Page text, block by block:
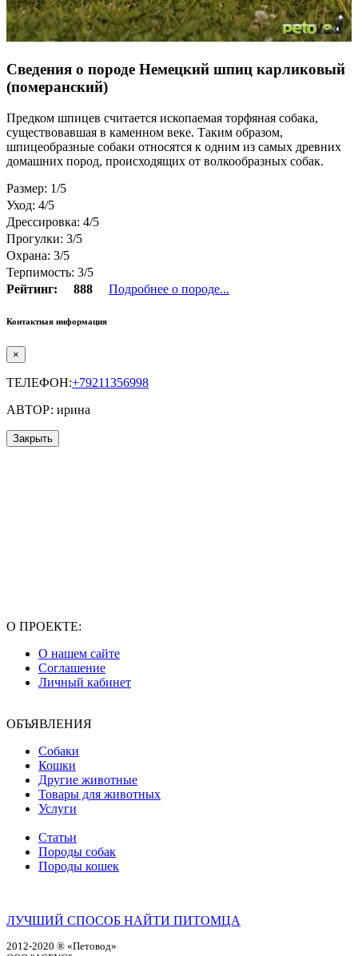
Сведения о породе Немецкий шпиц карликовый
(померанский)
Предком шпицев считается ископаемая торфяная собака,
существовавшая в каменном веке. Таким образом,
шпицеобразные собаки относятся к одним из самых древних
домашних пород, происходящих от волкообразных собак.
Размер: 1/5
Уход: 4/5
Дрессировка: 4/5
Прогулки: 3/5
Охрана: 3/5
Терпимость: 3/5
Рейтинг:
888 Подробнее о породе...
Контактная информация
×
ТЕЛЕФОН:+79211356998
АВТОР: ирина
Закрыть
О ПРОЕКТЕ:
О нашем сайте
Соглашение
Личный кабинет
ОБЪЯВЛЕНИЯ
Собаки
Кошки
Другие животные
Товары для животных
Услуги
Статьи
Породы собак
Породы кошек
ЛУЧШИЙ СПОСОБ НАЙТИ ПИТОМЦА
2012-2020 ® «Петовод»